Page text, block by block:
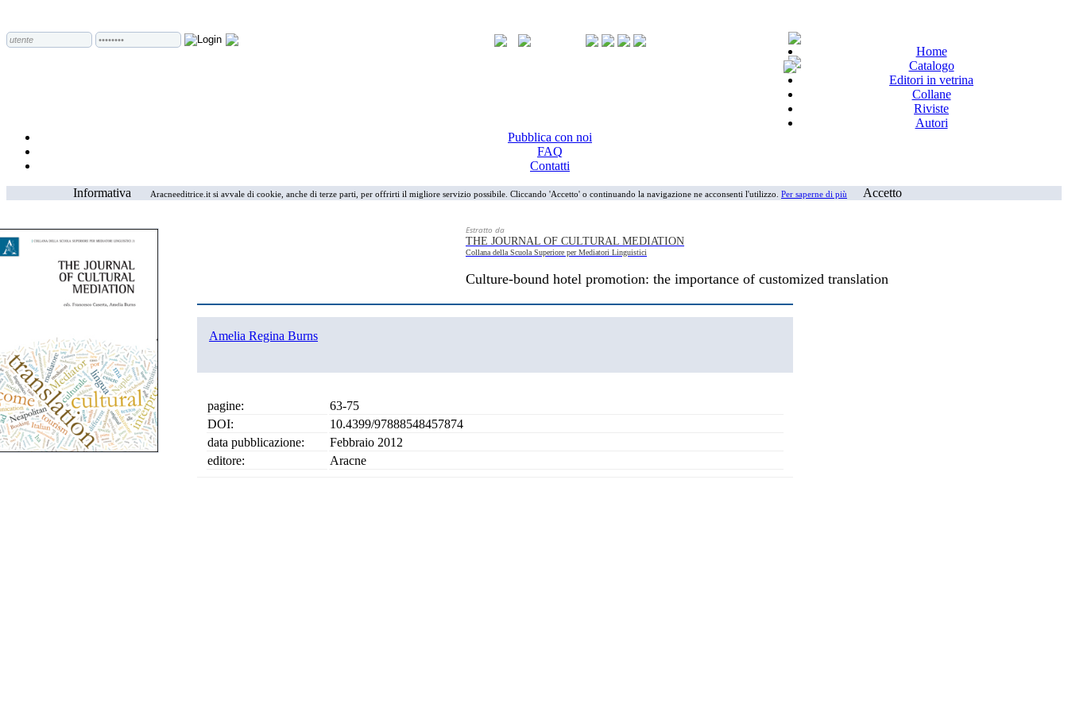
Home
Catalogo
Editori in vetrina
Collane
Riviste
Autori
Pubblica con noi
FAQ
Contatti
Informativa
Aracneeditrice.it si avvale di cookie, anche di terze parti, per offrirti il migliore servizio possibile. Cliccando 'Accetto' o continuando la navigazione ne acconsenti l'utilizzo. Per saperne di più Accetto
Estratto da
THE JOURNAL OF CULTURAL MEDIATION
Collana della Scuola Superiore per Mediatori Linguistici
Culture-bound hotel promotion: the importance of customized translation
Amelia Regina Burns
pagine:
63-75
DOI:
10.4399/97888548457874
data pubblicazione:
Febbraio 2012
editore:
Aracne